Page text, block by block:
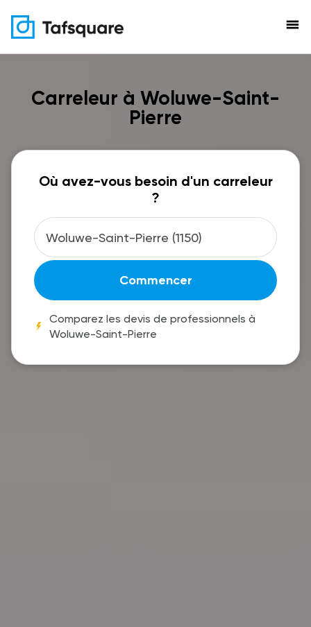
menu
Carreleur à Woluwe-Saint-
Pierre
Où avez-vous besoin d'un carreleur
?
Commencer
Comparez les devis de professionnels à
Woluwe-Saint-Pierre